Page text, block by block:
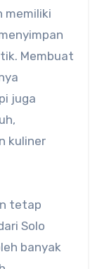
memiliki
Membuat
juga
kuliner
tetap
Solo
banyak